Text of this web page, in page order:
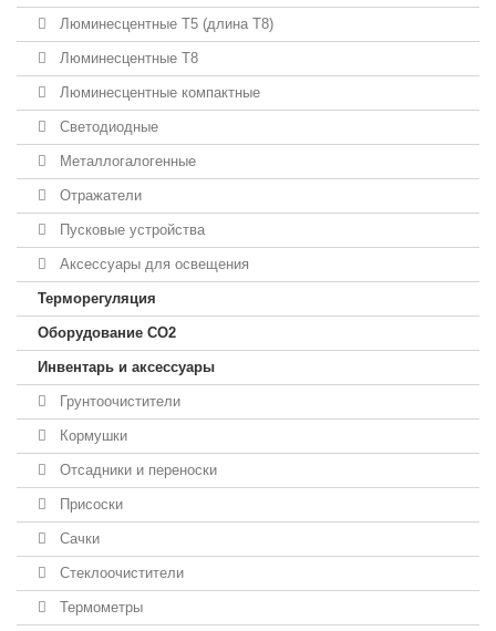
Люминесцентные T5 (длина T8)
Люминесцентные T8
Люминесцентные компактные
Светодиодные
Металлогалогенные
Отражатели
Пусковые устройства
Аксессуары для освещения
Терморегуляция
Оборудование CO2
Инвентарь и аксессуары
Грунтоочистители
Кормушки
Отсадники и переноски
Присоски
Сачки
Стеклоочистители
Термометры